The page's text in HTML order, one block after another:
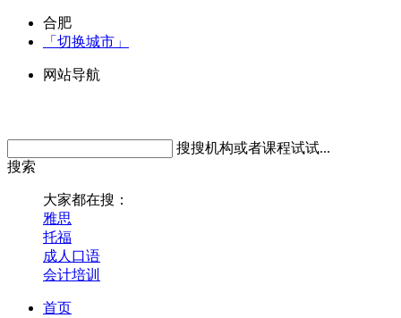
合肥
「切换城市」
网站导航
搜搜机构或者课程试试...
搜索
大家都在搜：
雅思
托福
成人口语
会计培训
首页